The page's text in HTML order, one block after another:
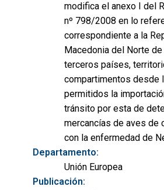
modifica el anexo I del
nº 798/2008 en lo
correspondiente a la
Macedonia del Norte
terceros países,
compartimentos desde
permitidos la
tránsito por esta de
mercancías de aves de
con la enfermedad de
Departamento:
Unión Europea
Publicación: